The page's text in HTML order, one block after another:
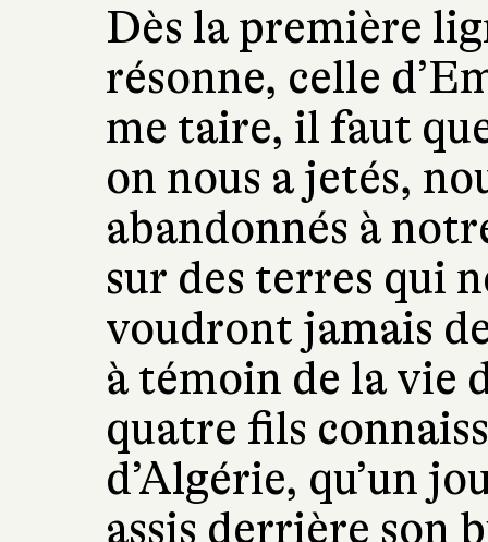
Dès la première
résonne, celle
me taire, il faut
on nous a jetés,
abandonnés à
sur des terres qui
voudront jamais
à témoin de la vie
quatre fils
d’Algérie, qu’un
assis derrière son